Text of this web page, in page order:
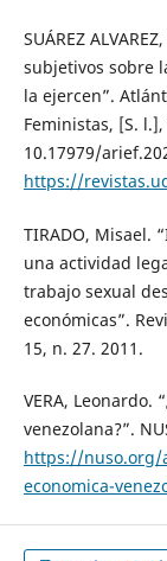
SUÁREZ
subjetivos sobre
la ejercen”.
Feministas, [S.
10.17979/
https://
TIRADO, Misael.
una actividad
trabajo sexual
económicas”.
15, n. 27. 2011.
VERA, Leonardo.
venezolana?”.
https://nuso.org/
economica-